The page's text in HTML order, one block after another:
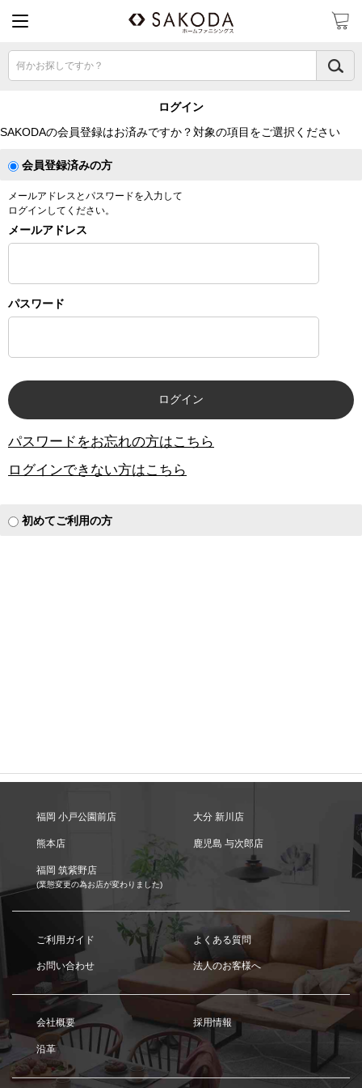
何かお探しですか？
ログイン
SAKODAの会員登録はお済みですか？対象の項目をご選択ください
会員登録済みの方
メールアドレスとパスワードを入力して
ログインしてください。
メールアドレス
パスワード
パスワードをお忘れの方はこちら
ログインできない方はこちら
初めてご利用の方
福岡 小戸公園前店 大分 新川店
熊本店 鹿児島 与次郎店
福岡 筑紫野店
(業態変更の為お店が変わりました)
ご利用ガイド よくある質問
お問い合わせ 法人のお客様へ
会社概要 採用情報
沿革